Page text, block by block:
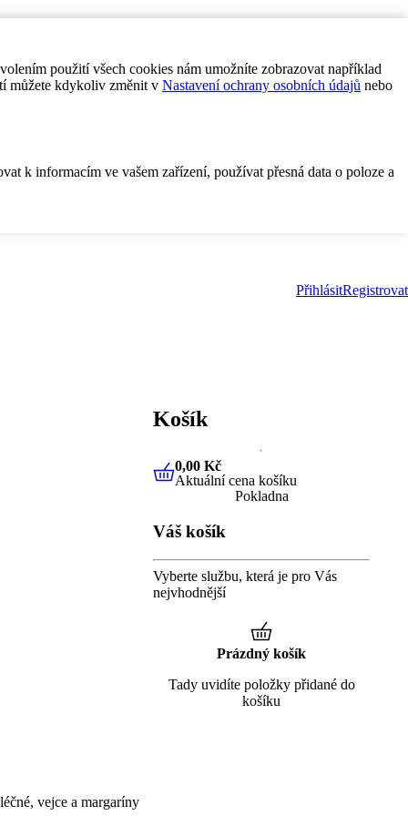
použití všech cookies nám umožníte zobrazovat například
můžete kdykoliv změnit v Nastavení ochrany osobních údajů nebo
k informacím ve vašem zařízení, používat přesná data o poloze a
PřihlásitRegistrovat
vejce a margaríny
Košík
0,00 KčAktuální cena košíku
0,00 Kč
Aktuální cena košíku
Pokladna
Váš košík
Vyberte službu, která je pro Vás
nejvhodnější
Prázdný košík
Tady uvidíte položky přidané do
košíku